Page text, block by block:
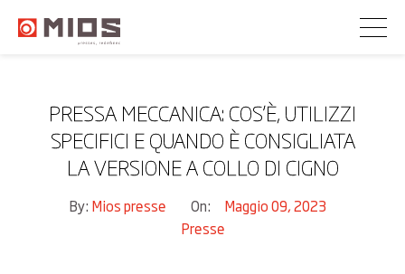
PRESSA MECCANICA: COS’È, UTILIZZI
SPECIFICI E QUANDO È CONSIGLIATA
LA VERSIONE A COLLO DI CIGNO
By: Mios presse On:
Maggio 09, 2023
Presse